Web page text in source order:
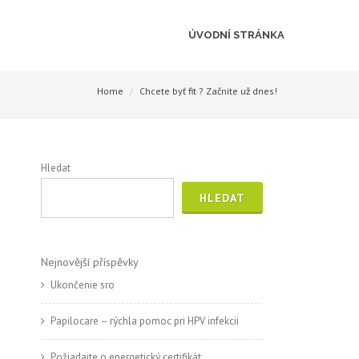
ÚVODNÍ STRÁNKA
Home Chcete byť fit ? Začnite už dnes!
Hledat
HLEDAT
Nejnovější příspěvky
Ukončenie sro
Papilocare – rýchla pomoc pri HPV infekcii